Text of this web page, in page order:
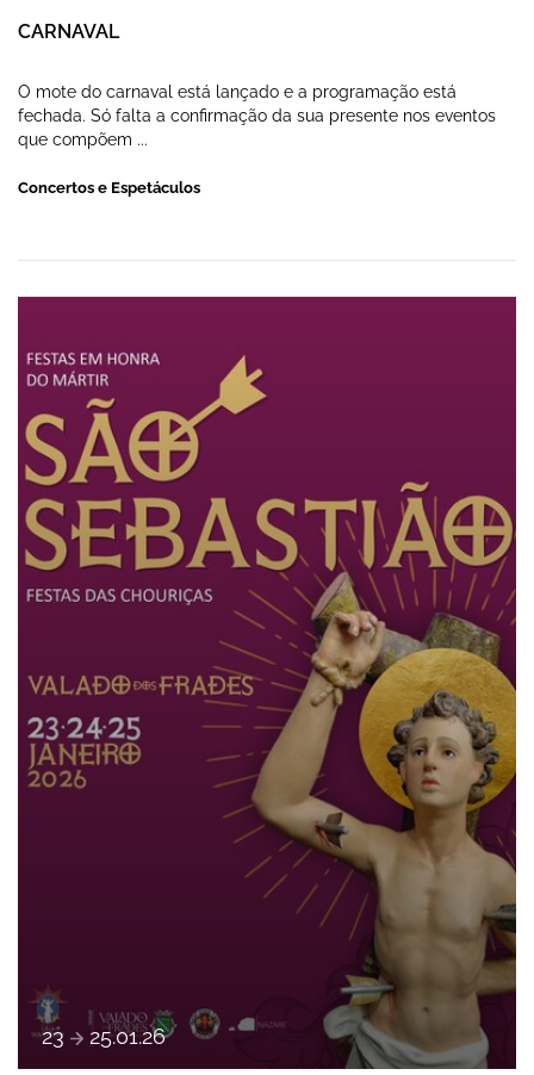
CARNAVAL
O mote do carnaval está lançado e a programação está
fechada. Só falta a confirmação da sua presente nos eventos
que compõem ...
Concertos e Espetáculos
23 a 25.01.26